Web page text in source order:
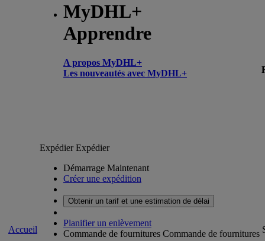
MyDHL+
Apprendre
A propos MyDHL+
Les nouveautés avec MyDHL+
Accueil
ExpédierExpédier
Démarrage Maintenant
Créer une expédition
Obtenir un tarif et une estimation de délai
Planifier un enlèvement
Commande de fournitures Commande de fournitures